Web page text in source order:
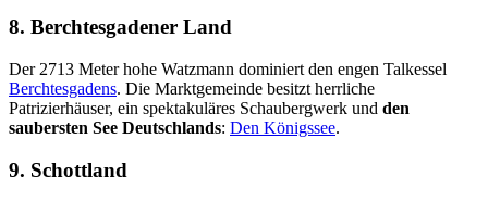
8. Berchtesgadener Land
Der 2713 Meter hohe Watzmann dominiert den engen Talkessel
Berchtesgadens. Die Marktgemeinde besitzt herrliche
Patrizierhäuser, ein spektakuläres Schaubergwerk und den
saubersten See Deutschlands: Den Königssee.
9. Schottland